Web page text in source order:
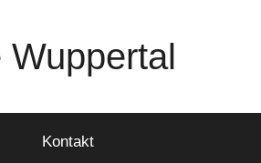
Kontakt